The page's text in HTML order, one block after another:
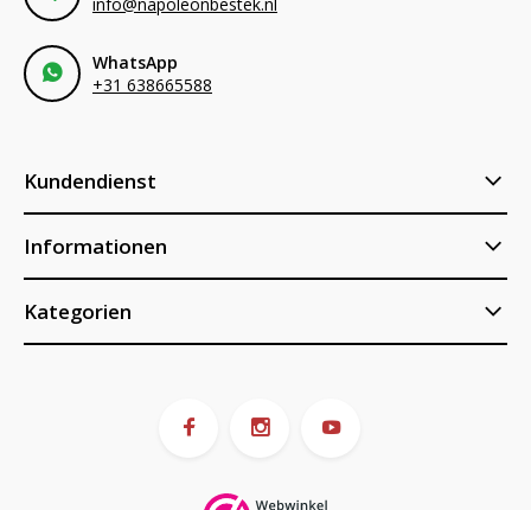
WhatsApp
+31 638665588
Kundendienst
Informationen
Kategorien